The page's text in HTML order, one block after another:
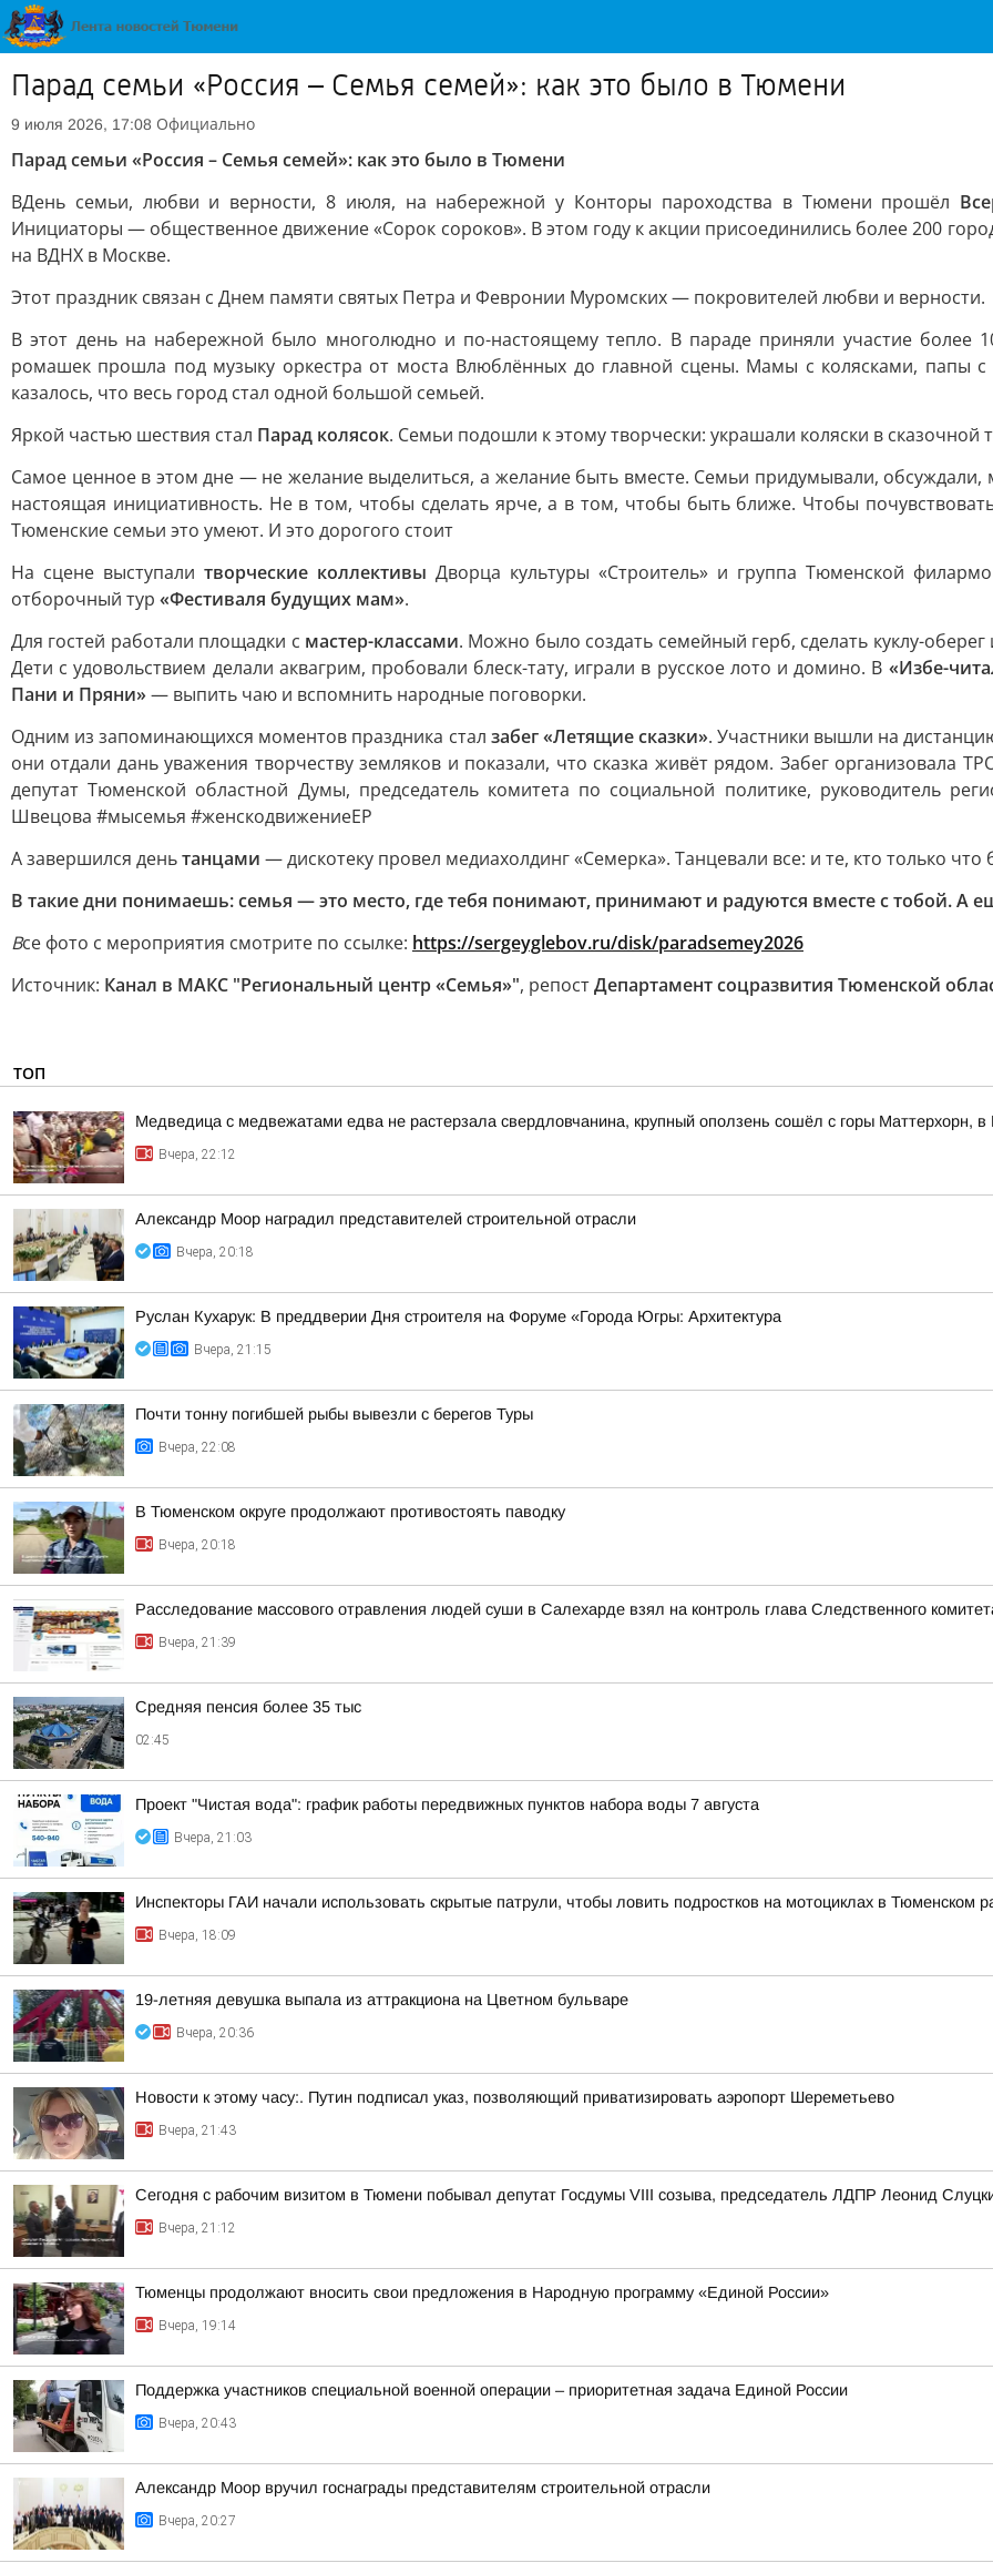
Парад семьи «Россия – Семья семей»: как это было в Тюмени
9 июля 2026, 17:08 Официально
Парад семьи «Россия – Семья семей»: как это было в Тюмени
ВДень семьи, любви и верности, 8 июля, на набережной у Конторы пароходства в Тюмени прошёл
Инициаторы — общественное движение «Сорок сороков». В этом году к акции присоединились более 200
на ВДНХ в Москве.
Этот праздник связан с Днем памяти святых Петра и Февронии Муромских — покровителей любви и верности.
В этот день на набережной было многолюдно и по-настоящему тепло. В параде приняли участие более
ромашек прошла под музыку оркестра от моста Влюблённых до главной сцены. Мамы с колясками, папы
казалось, что весь город стал одной большой семьей.
Яркой частью шествия стал Парад колясок. Семьи подошли к этому творчески: украшали коляски в
Самое ценное в этом дне — не желание выделиться, а желание быть вместе. Семьи придумывали, обсуждали,
настоящая инициативность. Не в том, чтобы сделать ярче, а в том, чтобы быть ближе. Чтобы
Тюменские семьи это умеют. И это дорогого стоит
На сцене выступали творческие коллективы Дворца культуры «Строитель» и группа Тюменской
отборочный тур «Фестиваля будущих мам».
Для гостей работали площадки с мастер-классами. Можно было создать семейный герб, сделать куклу-
Дети с удовольствием делали аквагрим, пробовали блеск-тату, играли в русское лото и домино. В «Избе-
Пани и Пряни»— выпить чаю и вспомнить народные поговорки.
Одним из запоминающихся моментов праздника стал забег «Летящие сказки». Участники вышли на
они отдали дань уважения творчеству земляков и показали, что сказка живёт рядом. Забег
депутат Тюменской областной Думы, председатель комитета по социальной политике, руководитель
Швецова #мысемья #женскодвижениеЕР
А завершился деньтанцами — дискотеку провел медиахолдинг «Семерка». Танцевали все: и те, кто только
В такие дни понимаешь: семья — это место, где тебя понимают, принимают и радуются вместе с тобой. А
Все фото с мероприятия смотрите по ссылке: https://sergeyglebov.ru/disk/paradsemey2026
Источник: Канал в МАКС "Региональный центр «Семья»", репостДепартамент соцразвития Тюменской
ТОП
Медведица с медвежатами едва не растерзала свердловчанина, крупный оползень сошёл с горы Маттерхорн,
Вчера, 22:12
Александр Моор наградил представителей строительной отрасли
Вчера, 20:18
Руслан Кухарук: В преддверии Дня строителя на Форуме «Города Югры: Архитектура
Вчера, 21:15
Почти тонну погибшей рыбы вывезли с берегов Туры
Вчера, 22:08
В Тюменском округе продолжают противостоять паводку
Вчера, 20:18
Расследование массового отравления людей суши в Салехарде взял на контроль глава Следственного
Вчера, 21:39
Средняя пенсия более 35 тыс
02:45
Проект "Чистая вода": график работы передвижных пунктов набора воды 7 августа
Вчера, 21:03
Инспекторы ГАИ начали использовать скрытые патрули, чтобы ловить подростков на мотоциклах в Тюменском
Вчера, 18:09
19-летняя девушка выпала из аттракциона на Цветном бульваре
Вчера, 20:36
Новости к этому часу:. Путин подписал указ, позволяющий приватизировать аэропорт Шереметьево
Вчера, 21:43
Сегодня с рабочим визитом в Тюмени побывал депутат Госдумы VIII созыва, председатель ЛДПР Леонид
Вчера, 21:12
Тюменцы продолжают вносить свои предложения в Народную программу «Единой России»
Вчера, 19:14
Поддержка участников специальной военной операции – приоритетная задача Единой России
Вчера, 20:43
Александр Моор вручил госнаграды представителям строительной отрасли
Вчера, 20:27